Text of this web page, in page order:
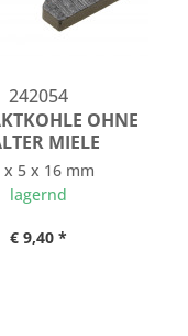
242054
OHNE
MIELE
x 5 x 16 mm
lagernd
€ 9,40 *